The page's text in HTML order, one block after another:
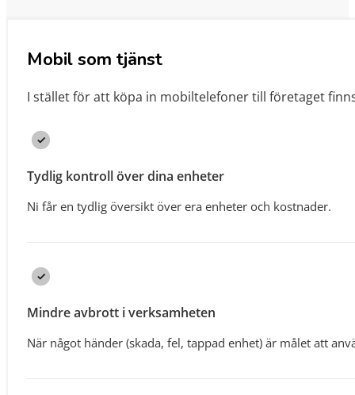
Mobil som tjänst
I stället för att köpa in mobiltelefoner till företaget
Tydlig kontroll över dina enheter
Ni får en tydlig översikt över era enheter och kostnader.
Mindre avbrott i verksamheten
När något händer (skada, fel, tappad enhet) är målet att